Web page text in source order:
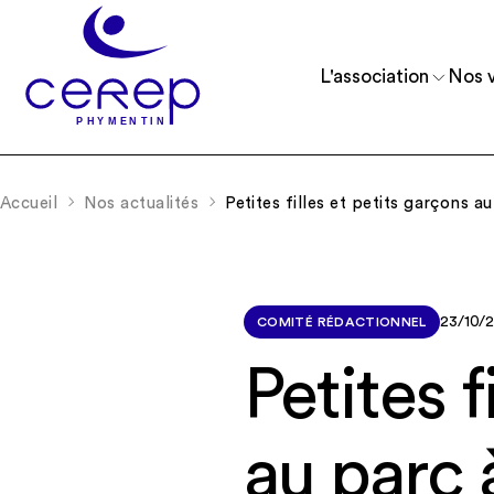
L'association
Reconnue d’utilité publique depuis 1975,
Nos
Accueillir et accompagner des enfants,
Accueil Nos actualités Petites filles et petits garçons
COMITÉ RÉDACTIONNEL 23/10/
Petites
au parc